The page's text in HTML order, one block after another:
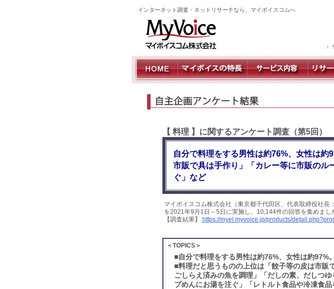
インターネット調査・ネットリサーチなら、マイボイスコムへ
【 料理 】に関するアンケート調査（第5回）
自分で料理をする男性は約76%、女性は
市販で具は手作り」「カレー等に市販のル
ぐ」など
マイボイスコム株式会社（東京都千代田区、代表取締役社
を2021年9月1日～5日に実施し、10,144件の回答を集めまし
【調査結果】
https://myel.myvoice.jp/products/
＜TOPICS＞
■自分で料理をする男性は約76%、女性は約97%
■料理だと思うものの上位は「餃子等の皮は市販
ごしらえ済みの魚を調理」「だしの素、だしつ
プめんにお湯を注ぐ」「レトルト食品や冷凍食